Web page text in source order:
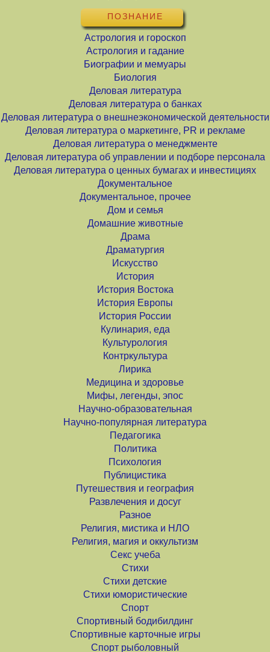
ПОЗНАНИЕ
Астрология и гороскоп
Астрология и гадание
Биографии и мемуары
Биология
Деловая литература
Деловая литература о банках
Деловая литература о внешнеэкономической деятельности
Деловая литература о маркетинге, PR и рекламе
Деловая литература о менеджменте
Деловая литература об управлении и подборе персонала
Деловая литература о ценных бумагах и инвестициях
Документальное
Документальное, прочее
Дом и семья
Домашние животные
Драма
Драматургия
Искусство
История
История Востока
История Европы
История России
Кулинария, еда
Культурология
Контркультура
Лирика
Медицина и здоровье
Мифы, легенды, эпос
Научно-образовательная
Научно-популярная литература
Педагогика
Политика
Психология
Публицистика
Путешествия и география
Развлечения и досуг
Разное
Религия, мистика и НЛО
Религия, магия и оккультизм
Секс учеба
Стихи
Стихи детские
Стихи юмористические
Спорт
Спортивный бодибилдинг
Спортивные карточные игры
Спорт рыболовный